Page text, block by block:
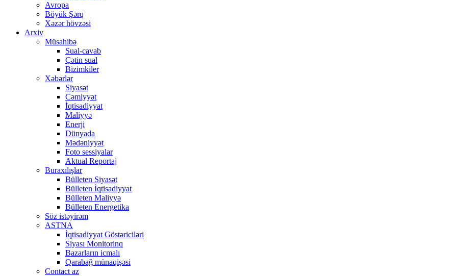
Avropa
Böyük Şərq
Xəzər hövzəsi
Arxiv
Müsahibə
Sual-cavab
Çətin sual
Bizimkiler
Xəbərlər
Siyasət
Cəmiyyət
İqtisadiyyat
Maliyyə
Enerji
Dünyada
Mədəniyyət
Foto sessiyalar
Aktual Reportaj
Buraxılışlar
Bülleten Siyasət
Bülleten İqtisadiyyat
Bülleten Maliyyə
Bülleten Energetika
Söz istəyirəm
ASTNA
İqtisadiyyat Göstəriciləri
Siyası Monitorinq
Bazarların icmalı
Qarabağ münaqişəsi
Contact az